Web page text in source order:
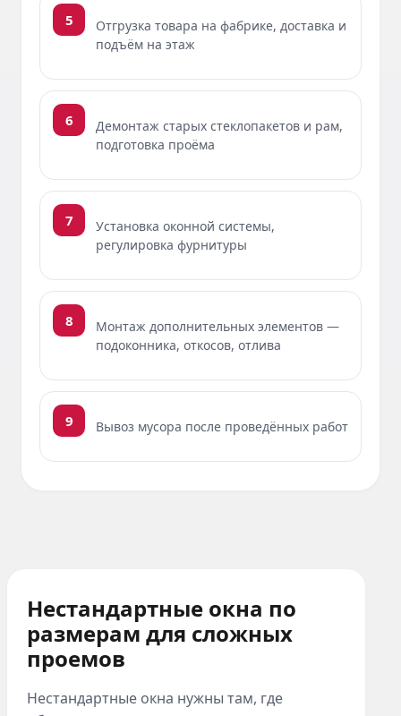
5
Отгрузка товара на фабрике, доставка и
подъём на этаж
6
Демонтаж старых стеклопакетов и рам,
подготовка проёма
7
Установка оконной системы,
регулировка фурнитуры
8
Монтаж дополнительных элементов —
подоконника, откосов, отлива
9 Вывоз мусора после проведённых работ
Нестандартные окна по
размерам для сложных
проемов
Нестандартные окна нужны там, где